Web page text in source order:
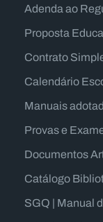
Adenda ao
Proposta
Contrato
Calendário
Manuais
Provas e
Documentos
Catálogo
SGQ | Manual